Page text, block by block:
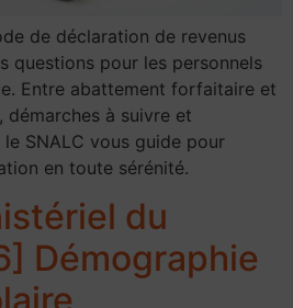
de déclaration de revenus
questions pour les personnels
Entre abattement forfaitaire et
démarches à suivre et
SNALC vous guide pour
en toute sérénité.
du
Démographie